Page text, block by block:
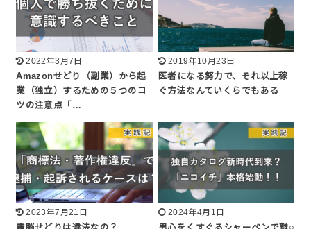
2022年3月7日
Amazonせどり（副業）から起
業（独立）するための５つのコ
ツの注意点「…
2019年10月23日
医者になる努力で、それ以上稼
ぐ方法なんていくらでもある
2023年7月21日
2024年4月1日